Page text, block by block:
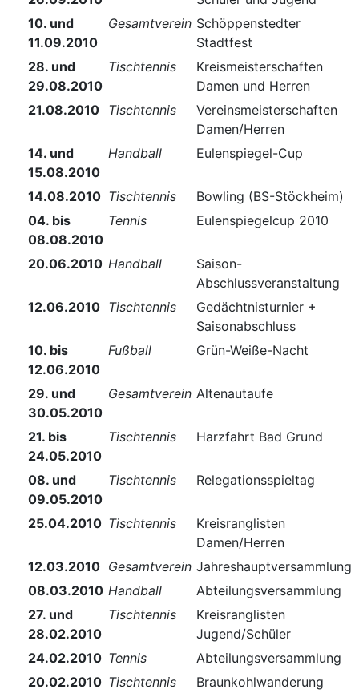
10. und
11.09.2010
Gesamtverein Schöppenstedter
Stadtfest
28. und
29.08.2010
Tischtennis
Kreismeisterschaften
Damen und Herren
21.08.2010 Tischtennis
Vereinsmeisterschaften
Damen/Herren
14. und
15.08.2010
Handball Eulenspiegel-Cup
14.08.2010 Tischtennis
Bowling (BS-Stöckheim)
04. bis
08.08.2010
Tennis Eulenspiegelcup 2010
20.06.2010 Handball
Saison-
Abschlussveranstaltung
12.06.2010 Tischtennis
Gedächtnisturnier +
Saisonabschluss
10. bis
12.06.2010
Fußball Grün-Weiße-Nacht
29. und
30.05.2010
Gesamtverein Altenautaufe
21. bis
24.05.2010
Tischtennis Harzfahrt Bad Grund
08. und
09.05.2010
Tischtennis Relegationsspieltag
25.04.2010 Tischtennis
Kreisranglisten
Damen/Herren
12.03.2010 Gesamtverein Jahreshauptversammlung
08.03.2010 Handball
Abteilungsversammlung
27. und
28.02.2010
Tischtennis
Kreisranglisten
Jugend/Schüler
24.02.2010 Tennis
Abteilungsversammlung
20.02.2010 Tischtennis
Braunkohlwanderung